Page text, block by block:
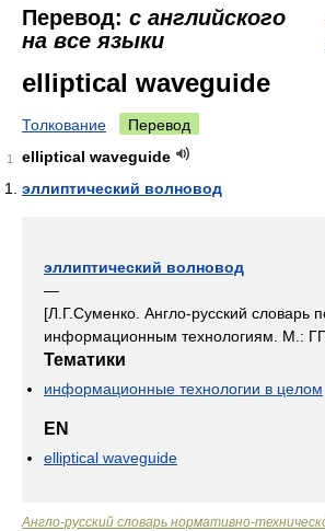
Перевод: с английского
на все языки
elliptical waveguide
Толкование Перевод
1
elliptical waveguide
эллиптический волновод
эллиптический волновод
—
[Л.Г.Суменко. Англо-русский словарь
информационным технологиям. М.:
Тематики
информационные технологии в целом
EN
elliptical waveguide
Англо-русский словарь нормативно-